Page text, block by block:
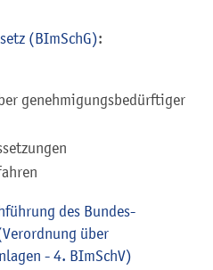
(BImSchG):
genehmigungsbedürftiger
des Bundes-
über
- 4. BImSchV)